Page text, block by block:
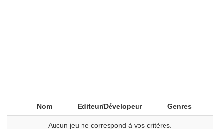
Nom Editeur/Dévelopeur Genres
Aucun jeu ne correspond à vos critères.